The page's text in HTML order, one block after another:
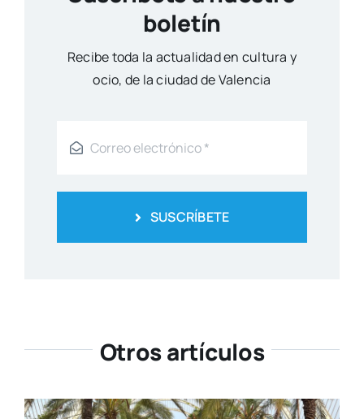
boletín
Reci­be toda la actua­li­dad en cul­tu­ra y
ocio, de la ciu­dad de Valen­cia
SUSCRÍBETE
Otros artículos